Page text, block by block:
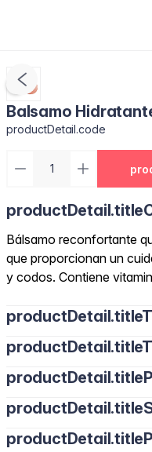
Balsamo
productDetail.code
Bálsamo reconfortante
que proporcionan un
y codos. Contiene